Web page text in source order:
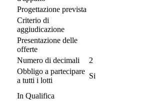
Progettazione prevista
Criterio di
aggiudicazione
Presentazione delle
offerte
Numero di decimali
2
Obbligo a partecipare
a tutti i lotti
Si
In Qualifica